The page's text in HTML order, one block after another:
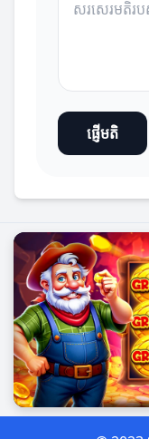
ផ្ញើមតិ